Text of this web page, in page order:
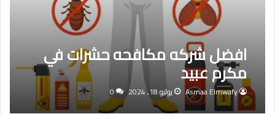
افضل شركه مكافحه حشرات في
مكرم عبيد
Asmaa Elmwafy يوليو 18, 2024 0